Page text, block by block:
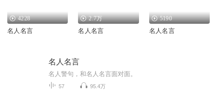
4228
名人名言
2.7万
名人名言
5190
名人名言
名人名言
名人警句，和名人名言面对面。
57 95.4万